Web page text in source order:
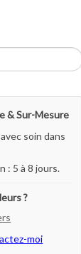
& Sur-Mesure
soin dans
: 5 à 8 jours.
?
moi